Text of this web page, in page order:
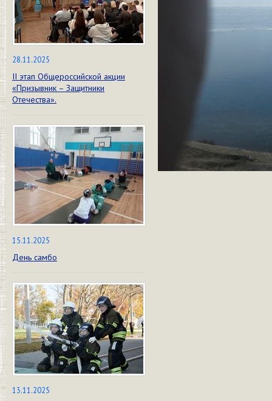
28.11.2025
II этап Общероссийской акции
«Призывник – Защитники
Отечества».
15.11.2025
День самбо
13.11.2025